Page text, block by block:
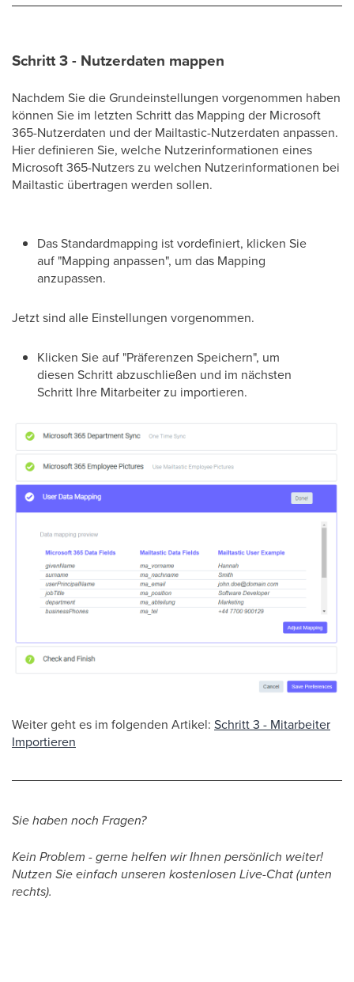
Schritt 3 - Nutzerdaten mappen
Nachdem Sie die Grundeinstellungen vorgenommen haben
können Sie im letzten Schritt das Mapping der Microsoft
365-Nutzerdaten und der Mailtastic-Nutzerdaten anpassen.
Hier definieren Sie, welche Nutzerinformationen eines
Microsoft 365-Nutzers zu welchen Nutzerinformationen bei
Mailtastic übertragen werden sollen.
Das Standardmapping ist vordefiniert, klicken Sie
auf "Mapping anpassen", um das Mapping
anzupassen.
Jetzt sind alle Einstellungen vorgenommen.
Klicken Sie auf "Präferenzen Speichern", um
diesen Schritt abzuschließen und im nächsten
Schritt Ihre Mitarbeiter zu importieren.
Weiter geht es im folgenden Artikel: Schritt 3 - Mitarbeiter
Importieren
Sie haben noch Fragen?
Kein Problem - gerne helfen wir Ihnen persönlich weiter!
Nutzen Sie einfach unseren kostenlosen Live-Chat (unten
rechts).